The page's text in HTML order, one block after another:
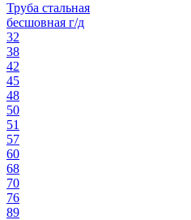
Труба стальная
бесшовная г/д
32
38
42
45
48
50
51
57
60
68
70
76
89